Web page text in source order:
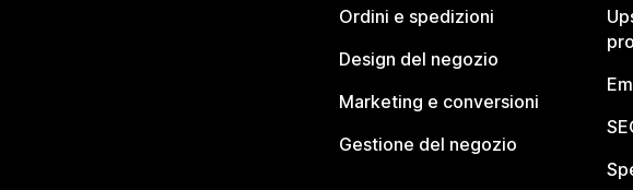
Ordini e spedizioni
Design del negozio
Marketing e conversioni
Gestione del negozio